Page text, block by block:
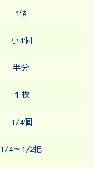
1個
小4個
半分
１枚
1/4個
1/4～1/2把